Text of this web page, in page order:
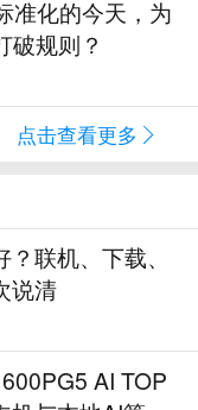
准化的今天，为
破规则？
点击查看更多
联机、下载、
说清
AI TOP